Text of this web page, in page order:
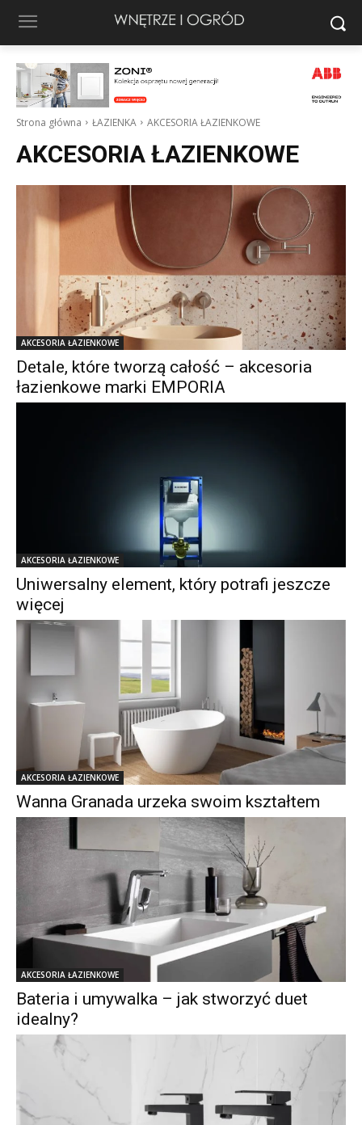
Strona główna ŁAZIENKA AKCESORIA ŁAZIENKOWE
AKCESORIA ŁAZIENKOWE
AKCESORIA ŁAZIENKOWE
Detale, które tworzą całość – akcesoria
łazienkowe marki EMPORIA
AKCESORIA ŁAZIENKOWE
Uniwersalny element, który potrafi jeszcze
więcej
AKCESORIA ŁAZIENKOWE
Wanna Granada urzeka swoim kształtem
AKCESORIA ŁAZIENKOWE
Bateria i umywalka – jak stworzyć duet
idealny?